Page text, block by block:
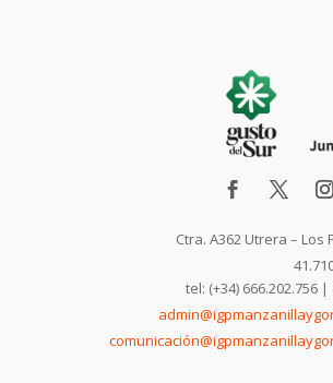
Ctra. A362 Utrera – Los
tel: (+34) 666.202.756 |